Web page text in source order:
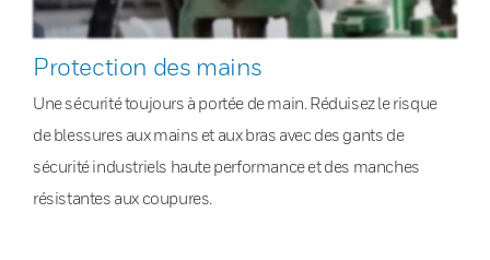
Protection des mains
Une sécurité toujours à portée de main. Réduisez le risque
de blessures aux mains et aux bras avec des gants de
sécurité industriels haute performance et des manches
résistantes aux coupures.